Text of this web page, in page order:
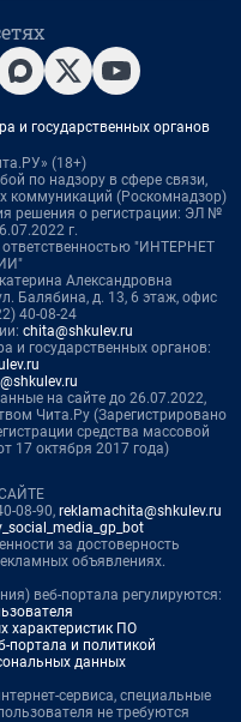
и государственных органов
(18+)
по надзору в сфере связи,
коммуникаций (Роскомнадзор)
решения о регистрации: ЭЛ №
г.
"ИНТЕРНЕТ
Александровна
Балябина, д. 13, 6 этаж, офис
40-08-24
chita@shkulev.ru
и государственных органов:
на сайте до 26.07.2022,
Чита.Ру (Зарегистрировано
средства массовой
17 октября 2017 года)
08-90, reklamachita@shkulev.ru
за достоверность
объявлениях.
веб-портала регулируются:
характеристик ПО
портала и политикой
данных
сервиса, специальные
не требуются